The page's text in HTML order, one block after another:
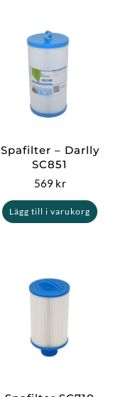
Spafilter – Darlly
SC851
569 kr
Lägg till i varukorg